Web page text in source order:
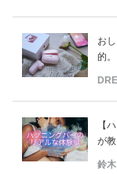
お
的
【
が
鈴